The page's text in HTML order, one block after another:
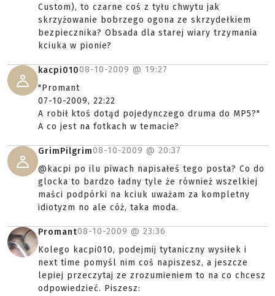
Custom), to czarne coś z tyłu chwytu jak
skrzyżowanie bobrzego ogona ze skrzydełkiem
bezpiecznika? Obsada dla starej wiary trzymania
kciuka w pionie?
kacpi01008-10-2009 @ 19:27
"Promant
07-10-2009, 22:22
A robił ktoś dotąd pojedynczego druma do MP5?"
A co jest na fotkach w temacie?
GrimPilgrim08-10-2009 @ 20:37
@kacpi po ilu piwach napisałeś tego posta? Co do
glocka to bardzo ładny tyle że również wszelkiej
maści podpórki na kciuk uważam za kompletny
idiotyzm no ale cóż, taka moda.
Promant08-10-2009 @ 23:36
Kolego kacpi010, podejmij tytaniczny wysiłek i
next time pomyśl nim coś napiszesz, a jeszcze
lepiej przeczytaj ze zrozumieniem to na co chcesz
odpowiedzieć. Piszesz: